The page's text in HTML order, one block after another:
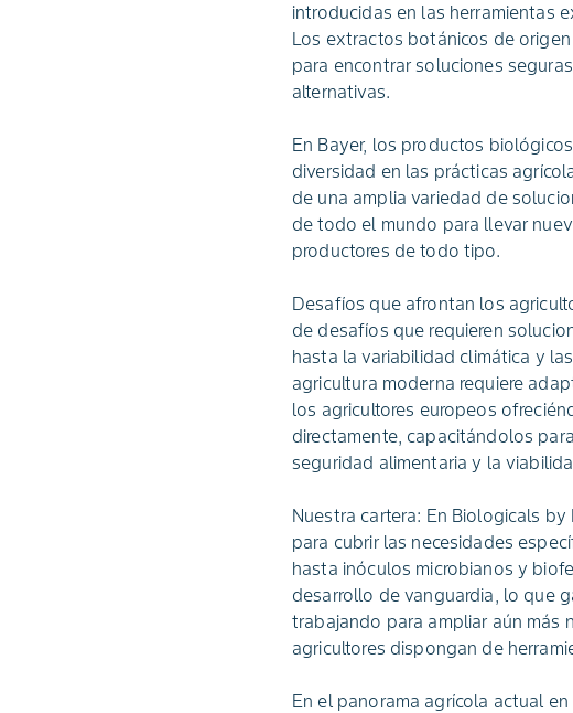
introducidas en las herramientas
Los extractos botánicos de
para encontrar soluciones
alternativas.
En Bayer, los productos
diversidad en las prácticas
de una amplia variedad de
de todo el mundo para llevar
productores de todo tipo.
Desafíos que afrontan los
de desafíos que requieren
hasta la variabilidad climática y
agricultura moderna requiere
los agricultores europeos
directamente, capacitándolos
seguridad alimentaria y la
Nuestra cartera: En Biologicals
para cubrir las necesidades
hasta inóculos microbianos y
desarrollo de vanguardia, lo que
trabajando para ampliar aún más
agricultores dispongan de
En el panorama agrícola actual